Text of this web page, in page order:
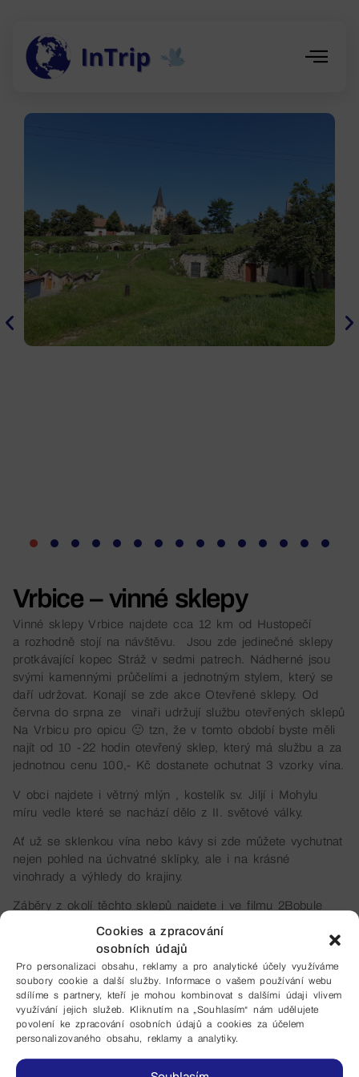
Cookies a zpracování
osobních údajů
Pro personalizaci obsahu, reklamy a pro analytické účely využíváme
soubory cookie a další služby. Informace o vašem používání webu
sdílíme s partnery, kteří je mohou kombinovat s dalšími údaji vlivem
využívání jejich služeb. Kliknutím na „Souhlasím“ nám udělujete
povolení ke zpracování osobních údajů a cookies za účelem
personalizovaného obsahu, reklamy a analytiky.
Vrbice – vinné sklepy
Vinné sklepy Vrbice najdete cca 12 km od Hustopečí
a rozhodně stojí na návštěvu. Jsou zde jedinečné sklepy
protkávající kopec Stráž v sedmi patrech. Nádherné jsou
svými kamennými průčelími a jednotným stylem, který se
daří udržovat. Konají se zde akce Otevřené sklepy. Od
června do srpna ze vinaři udržují službu otevřených sklepů
Na Vrbicu pro opicu 🙂 tzn, že v tomto období byste měli
najít od 10 -22 hodin otevřený sklep, který má službu a za
jednotnou cenu 100,- Kč dostanete ochutnat 3 vzorky vína.
V obci najdete i větrný mlýn , kostelík sv. Jiljí i Mohylu
míru vedle které se nachází dělo z II. světové války.
Ať už se sklenkou vína nebo kávy si zde můžete vychutnat
nejen pohled na úchvatné sklípky, ale i na krásné
vinohrady a výhledy do krajiny.
Záběry z okolí těchto sklepů najdete i ve filmu 2Bobule
https://www.vrbice.cz/
https://www.vinarivrbice.cz/